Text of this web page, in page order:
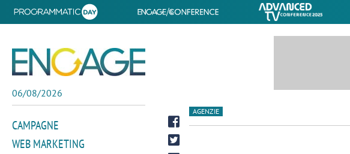
06/08/2026
CAMPAGNE
WEB MARKETING
AGENZIE